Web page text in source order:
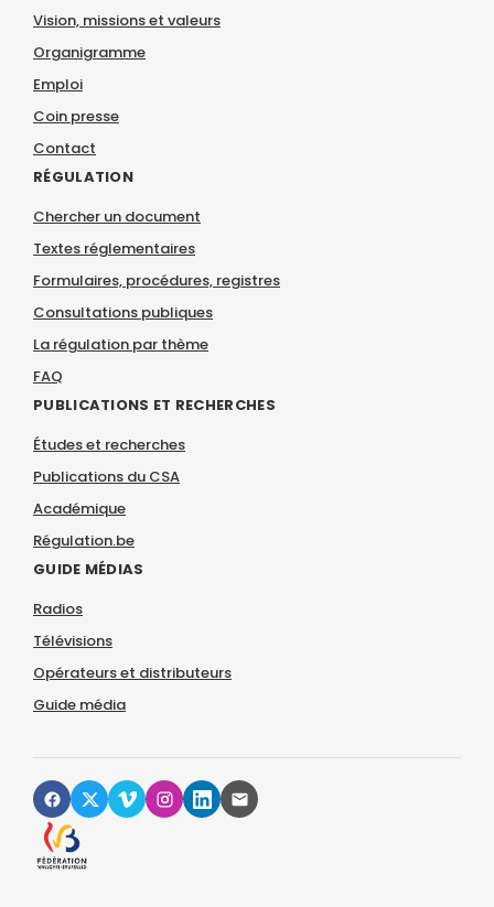
Vision, missions et valeurs
Organigramme
Emploi
Coin presse
Contact
RÉGULATION
Chercher un document
Textes réglementaires
Formulaires, procédures, registres
Consultations publiques
La régulation par thème
FAQ
PUBLICATIONS ET RECHERCHES
Études et recherches
Publications du CSA
Académique
Régulation.be
GUIDE MÉDIAS
Radios
Télévisions
Opérateurs et distributeurs
Guide média